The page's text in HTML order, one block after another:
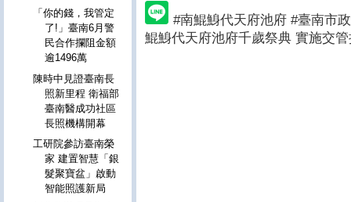
#南鯤鯓代天府池府 #臺南市
鯤鯓代天府池府千歲祭典 實施交
「你的錢，我管定
了!」臺南6月警
民合作攔阻金額
逾1496萬
陳時中見證臺南長
照新里程 衛福部
臺南醫成功社區
長照機構開幕
工研院參訪臺南榮
家 建置智慧「銀
髮聚寶盆」啟動
智能照護新局